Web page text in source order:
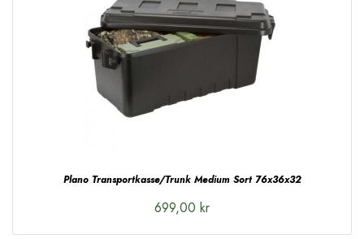
Plano Transportkasse/Trunk Medium Sort 76x36x32
699,00 kr